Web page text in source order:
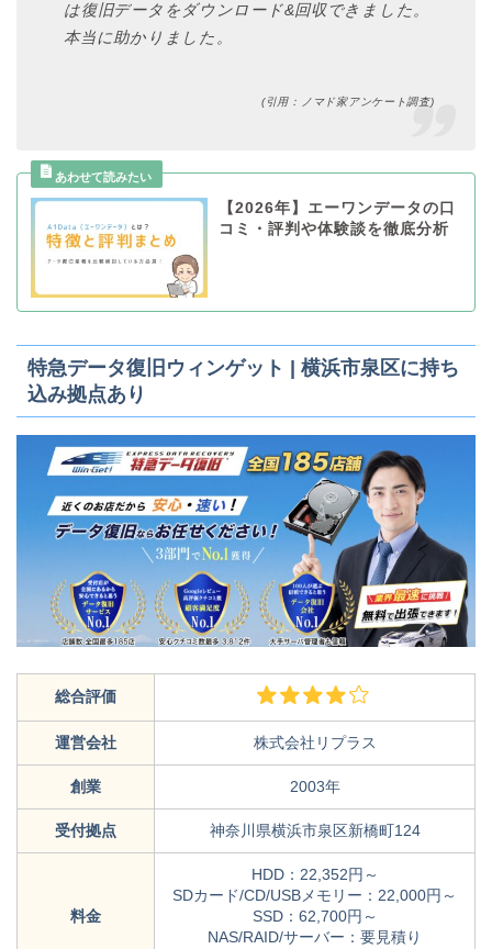
は復旧データをダウンロード&回収できました。
本当に助かりました。
(引用：ノマド家アンケート調査)
【2026年】エーワンデータの口
コミ・評判や体験談を徹底分析
特急データ復旧ウィンゲット | 横浜市泉区に持ち
込み拠点あり
総合評価
運営会社 株式会社リプラス
創業 2003年
受付拠点 神奈川県横浜市泉区新橋町124
料金
HDD：22,352円～
SDカード/CD/USBメモリー：22,000円～
SSD：62,700円～
NAS/RAID/サーバー：要見積り